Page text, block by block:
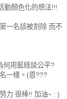
動顏色化的想法!!!
一名該被割除 而不
何用藍綠談公平?
一樣。(恩???
力 很棒!! 加油~ : )